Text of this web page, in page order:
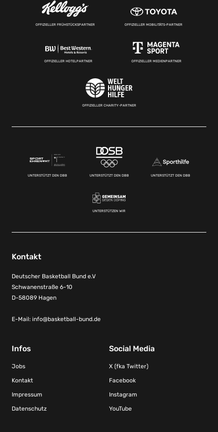
OFFIZIELLER FRÜHSTÜCKSPARTNER OFFIZIELLER MOBILITÄTS-PARTNER
OFFIZIELLER HOTELPARTNER OFFIZIELLER MEDIENPARTNER
OFFIZIELLER CHARITY-PARTNER
UNTERSTÜTZT DEN DBB UNTERSTÜTZT DEN DBB UNTERSTÜTZT DEN DBB
UNTERSTÜTZEN WIR
Kontakt
Deutscher Basketball Bund e.V
Schwanenstraße 6-10
D-58089 Hagen
E-Mail: info@basketball-bund.de
Infos
Jobs
Kontakt
Impressum
Datenschutz
Social Media
X (fka Twitter)
Facebook
Instagram
YouTube